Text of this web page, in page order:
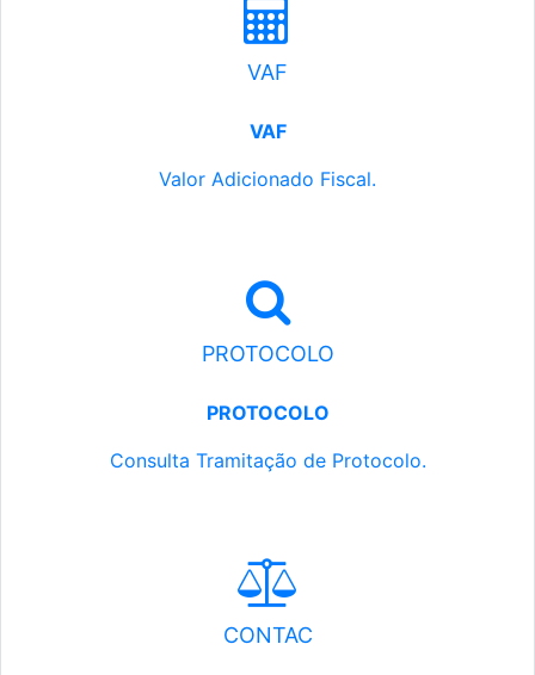
VAF
VAF
Valor Adicionado Fiscal.
PROTOCOLO
PROTOCOLO
Consulta Tramitação de Protocolo.
CONTAC